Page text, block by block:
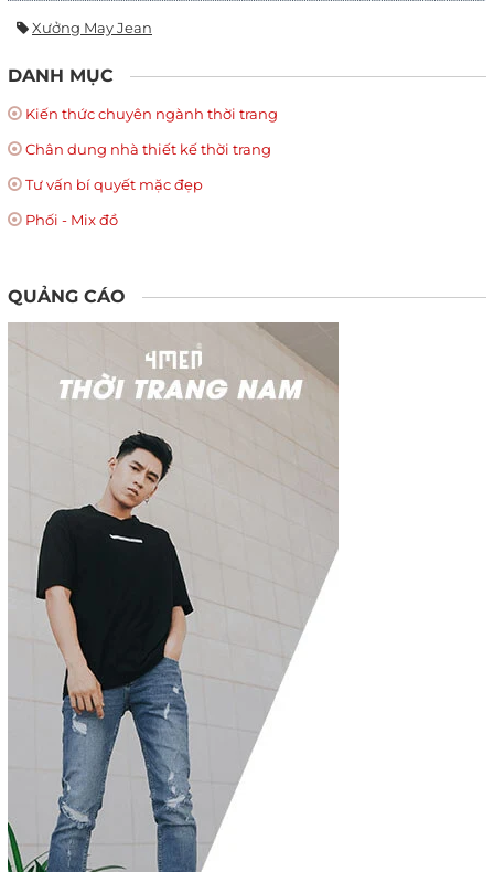
Xưởng May Jean
DANH MỤC
Kiến thức chuyên ngành thời trang
Chân dung nhà thiết kế thời trang
Tư vấn bí quyết mặc đẹp
Phối - Mix đồ
QUẢNG CÁO